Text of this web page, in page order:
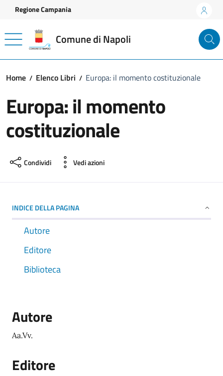
Vai ai contenuti
Vai al footer
Regione Campania
Comune di Napoli
Home Elenco Libri Europa: il momento costituzionale
Europa: il momento
costituzionale
Condividi Vedi azioni
INDICE DELLA PAGINA
Autore
Editore
Biblioteca
Autore
Aa.Vv.
Editore